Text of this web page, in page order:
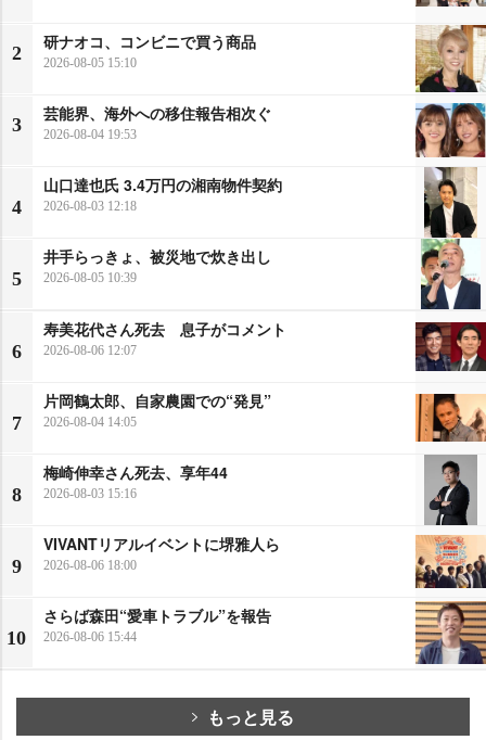
2
研ナオコ、コンビニで買う商品
2026-08-05 15:10
3
芸能界、海外への移住報告相次ぐ
2026-08-04 19:53
4
山口達也氏 3.4万円の湘南物件契約
2026-08-03 12:18
5
井手らっきょ、被災地で炊き出し
2026-08-05 10:39
6
寿美花代さん死去 息子がコメント
2026-08-06 12:07
7
片岡鶴太郎、自家農園での“発見”
2026-08-04 14:05
8
梅崎伸幸さん死去、享年44
2026-08-03 15:16
9
VIVANTリアルイベントに堺雅人ら
2026-08-06 18:00
10
さらば森田“愛車トラブル”を報告
2026-08-06 15:44
もっと見る